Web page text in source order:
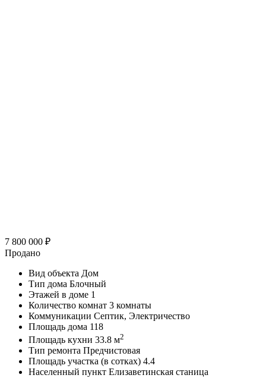
7 800 000 ₽
Продано
Вид объекта Дом
Тип дома Блочный
Этажей в доме 1
Количество комнат 3 комнаты
Коммуникации Септик, Электричество
Площадь дома 118
Площадь кухни 33.8 м2
Тип ремонта Предчистовая
Площадь участка (в сотках) 4.4
Населенный пункт Елизаветинская станица